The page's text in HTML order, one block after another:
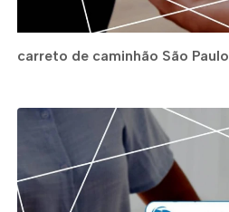
carreto de caminhão São Paulo